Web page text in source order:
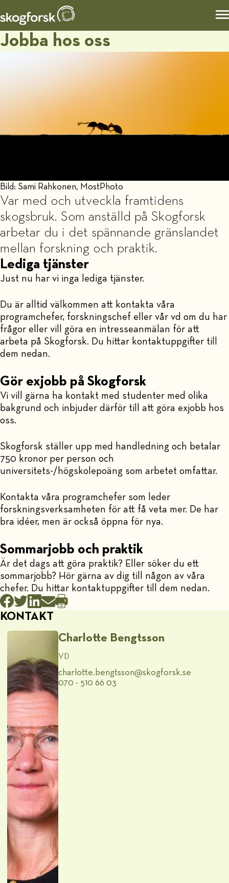
Jobba hos oss
Bild: Sami Rahkonen, MostPhoto
Var med och utveckla framtidens
skogsbruk. Som anställd på Skogforsk
arbetar du i det spännande gränslandet
mellan forskning och praktik.
Lediga tjänster
Just nu har vi inga lediga tjänster.
Du är alltid välkommen att kontakta våra
programchefer, forskningschef eller vår vd om du har
frågor eller vill göra en intresseanmälan för att
arbeta på Skogforsk. Du hittar kontaktuppgifter till
dem nedan.
Gör exjobb på Skogforsk
Vi vill gärna ha kontakt med studenter med olika
bakgrund och inbjuder därför till att göra exjobb hos
oss.
Skogforsk ställer upp med handledning och betalar
750 kronor per person och
universitets-/högskolepoäng som arbetet omfattar.
Kontakta våra programchefer som leder
forskningsverksamheten för att få veta mer. De har
bra idéer, men är också öppna för nya.
Sommarjobb och praktik
Är det dags att göra praktik? Eller söker du ett
sommarjobb? Hör gärna av dig till någon av våra
chefer. Du hittar kontaktuppgifter till dem nedan.
KONTAKT
Charlotte Bengtsson
VD
charlotte.bengtsson@​skogforsk.se
070 - 510 66 03